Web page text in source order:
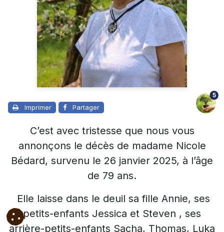
Imprimer Partager
5
C’est avec tristesse que nous vous
annonçons le décès de madame Nicole
Bédard, survenu le 26 janvier 2025, à l’âge
de 79 ans.
Elle laisse dans le deuil sa fille Annie, ses
petits-enfants Jessica et Steven , ses
arrière-petits-enfants Sacha, Thomas, Luka